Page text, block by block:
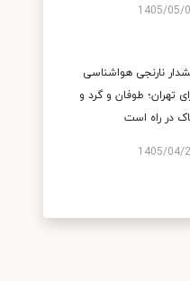
1405/05/
نارنجی هواشناسی
تهران؛ طوفان و گرد و
در راه است
1405/04/